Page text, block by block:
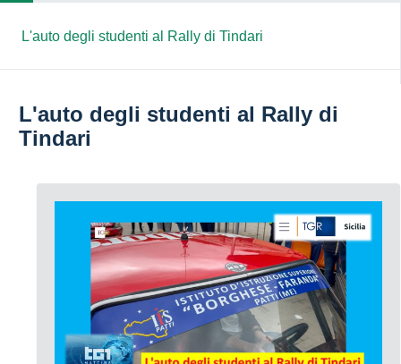
L'auto degli studenti al Rally di Tindari
L'auto degli studenti al Rally di
Tindari